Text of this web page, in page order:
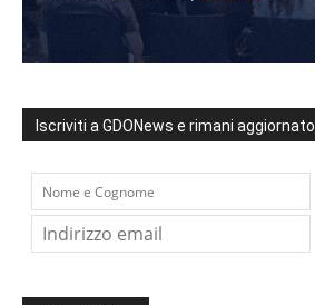
Iscriviti a GDONews e rimani aggiornato